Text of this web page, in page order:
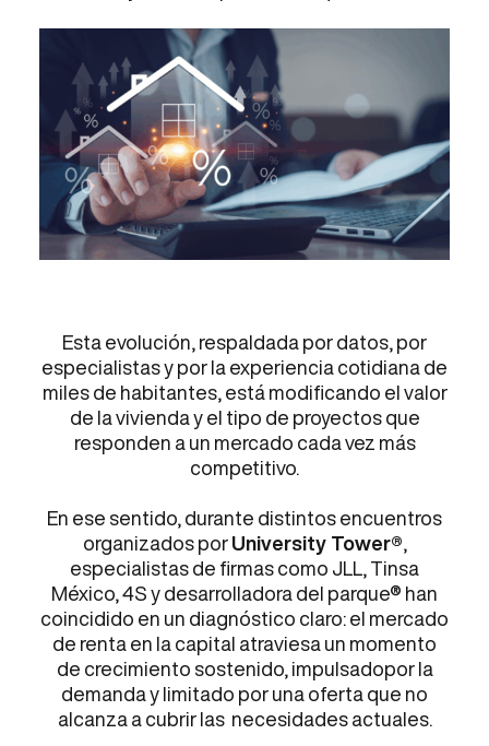
Esta evolución, respaldada por datos, por
especialistas y por la experiencia cotidiana de
miles de habitantes, está modificando el valor
de la vivienda y el tipo de proyectos que
responden a un mercado cada vez más
competitivo.
En ese sentido, durante distintos encuentros
organizados por University Tower®
especialistas de firmas como JLL, Tinsa
México, 4S y desarrolladora del parque® han
coincidido en un diagnóstico claro: el mercado
de renta en la capital atraviesa un momento
de crecimiento sostenido, impulsadopor la
demanda y limitado por una oferta que no
alcanza a cubrir las necesidades actuales.